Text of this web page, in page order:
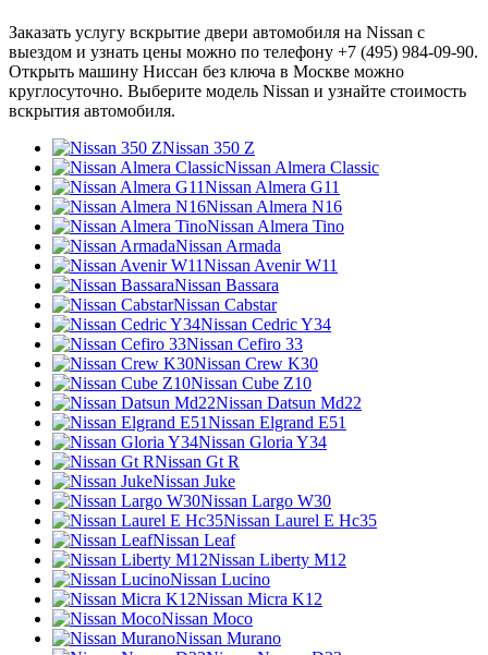
Заказать услугу вскрытие двери автомобиля на Nissan с
выездом и узнать цены можно по телефону +7 (495) 984-09-90.
Открыть машину Ниссан без ключа в Москве можно
круглосуточно. Выберите модель Nissan и узнайте стоимость
вскрытия автомобиля.
Nissan 350 Z
Nissan Almera Classic
Nissan Almera G11
Nissan Almera N16
Nissan Almera Tino
Nissan Armada
Nissan Avenir W11
Nissan Bassara
Nissan Cabstar
Nissan Cedric Y34
Nissan Cefiro 33
Nissan Crew K30
Nissan Cube Z10
Nissan Datsun Md22
Nissan Elgrand E51
Nissan Gloria Y34
Nissan Gt R
Nissan Juke
Nissan Largo W30
Nissan Laurel E Hc35
Nissan Leaf
Nissan Liberty M12
Nissan Lucino
Nissan Micra K12
Nissan Moco
Nissan Murano